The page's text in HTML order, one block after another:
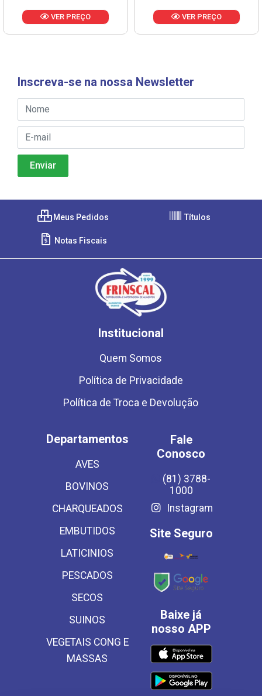
VER PREÇO VER PREÇO
Inscreva-se na nossa Newsletter
Meus Pedidos Títulos
Notas Fiscais
Institucional
Quem Somos
Política de Privacidade
Política de Troca e Devolução
Departamentos
AVES
BOVINOS
CHARQUEADOS
EMBUTIDOS
LATICINIOS
PESCADOS
SECOS
SUINOS
VEGETAIS CONG E
MASSAS
Fale
Conosco
(81) 3788-
1000
Instagram
Site Seguro
Baixe já
nosso APP